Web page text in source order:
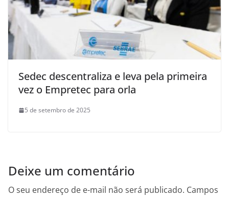
Sedec descentraliza e leva pela primeira
vez o Empretec para orla
5 de setembro de 2025
Deixe um comentário
O seu endereço de e-mail não será publicado. Campos